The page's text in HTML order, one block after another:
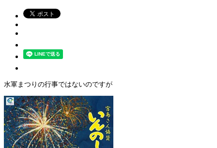
水軍まつりの行事ではないのですが